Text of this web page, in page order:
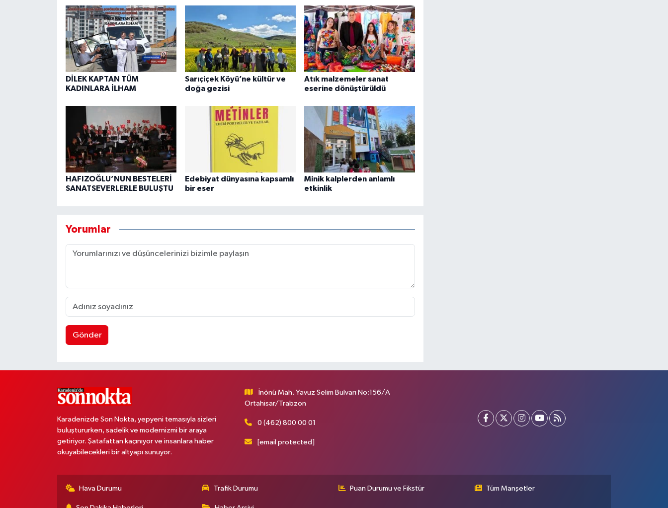
DİLEK KAPTAN TÜM
KADINLARA İLHAM
Sarıçiçek Köyü’ne kültür ve
doğa gezisi
Atık malzemeler sanat
eserine dönüştürüldü
HAFIZOĞLU’NUN BESTELERİ
SANATSEVERLERLE BULUŞTU
Edebiyat dünyasına kapsamlı
bir eser
Minik kalplerden anlamlı
etkinlik
Yorumlar
Gönder
Karadenizde Son Nokta, yepyeni temasıyla sizleri
buluştururken, sadelik ve modernizmi bir araya
getiriyor. Şatafattan kaçınıyor ve insanlara haber
okuyabilecekleri bir altyapı sunuyor.
İnönü Mah. Yavuz Selim Bulvarı No:156/A
Ortahisar/Trabzon
0 (462) 800 00 01
[email protected]
Hava Durumu Trafik Durumu Puan Durumu ve Fikstür Tüm Manşetler